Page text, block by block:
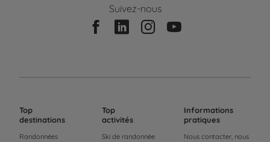
Suivez-nous
Top
destinations
Randonnées
Top
activités
Ski de randonnée
Informations
pratiques
Nous contacter, nous